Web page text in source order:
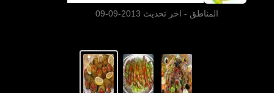
المناطق - اخر تحديث 2013-09-09